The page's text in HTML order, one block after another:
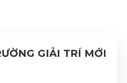
GIẢI TRÍ MỚI